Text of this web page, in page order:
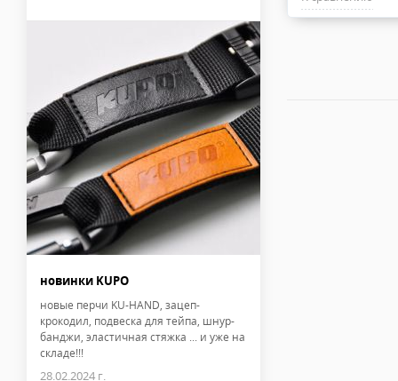
новинки KUPO
новые перчи KU-HAND, зацеп-
крокодил, подвеска для тейпа, шнур-
банджи, эластичная стяжка ... и уже на
складе!!!
28.02.2024 г.